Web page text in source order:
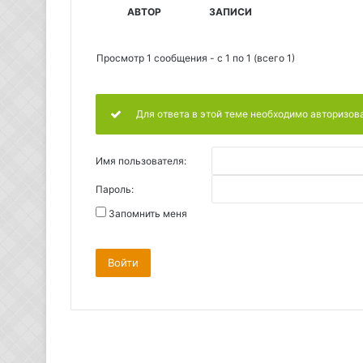
АВТОР ЗАПИСИ
Просмотр 1 сообщения - с 1 по 1 (всего 1)
Для ответа в этой теме необходимо
Имя пользователя:
Пароль:
Запомнить меня
Войти